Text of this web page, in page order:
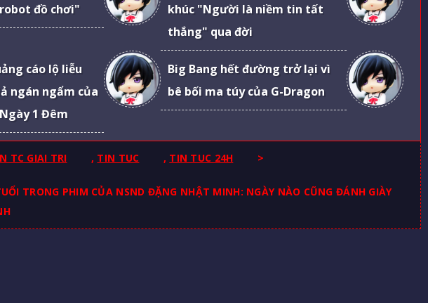
đồ chơi"
khúc "Người là niềm tin tất
thắng" qua đời
cáo lộ liễu
ngán ngẩm của
1 Đêm
Big Bang hết đường trở lại vì
bê bối ma túy của G-Dragon
TC GIAI TRI , TIN TUC , TIN TUC 24H >
TRONG PHIM CỦA NSND ĐẶNG NHẬT MINH: NGÀY NÀO CŨNG ĐÁNH GIÀY